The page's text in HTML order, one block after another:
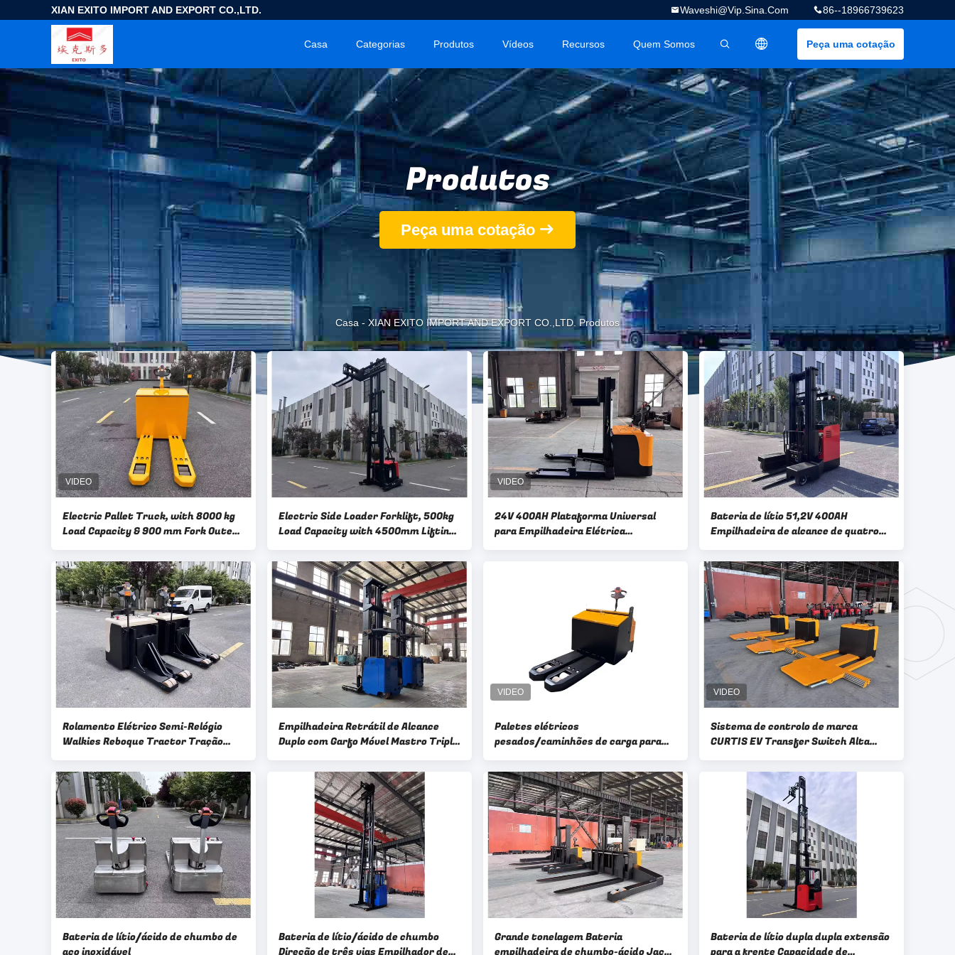
XIAN EXITO IMPORT AND EXPORT CO.,LTD. 86--18966739623
Waveshi@vip.sina.com
Peça uma cotação
描述
Casa Categorias Produtos Vídeos Recursos Quem Somos
Produtos
Peça uma cotação
Casa - XIAN EXITO IMPORT AND EXPORT CO.,LTD. Produtos
Electric Pallet Truck, with 8000 kg ​
Load Capacity & 900 mm Fork Outer
Electric Side Loader Forklift​​, 500kg
Load Capacity with 4500mm Lifting
24V 400AH Plataforma Universal
para Empilhadeira Elétrica
Bateria de lítio 51,2V 400AH
Empilhadeira de alcance de quatro
2000 Kg 2 toneladas
Rolamento Elétrico Semi-Relógio
Walkies Reboque Tractor Tração
24 V 320 AH
Empilhadeira Retrátil de Alcance
Duplo com Garfo Móvel Mastro Triplo
KG Altura de Elevação 10 Metros
Paletes elétricos
pesados/caminhões de carga para
de distribuição para a logística de
satisfação de pedidos, triagem e
expedição
Sistema de controlo de marca
CURTIS EV Transfer Switch Alta
carregamento Transfer Switch Peso
de tração
Bateria de lítio/ácido de chumbo de
aço inoxidável
Bateria de lítio/ácido de chumbo
Direção de três vias Empilhador de
Grande tonelagem Bateria
empilhadeira de chumbo-ácido Jack
Bateria de lítio dupla dupla extensão
para a frente Capacidade de